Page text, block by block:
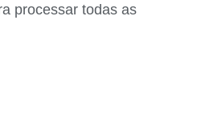
processar todas as